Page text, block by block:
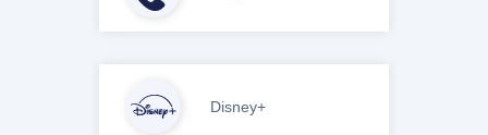
Disney+